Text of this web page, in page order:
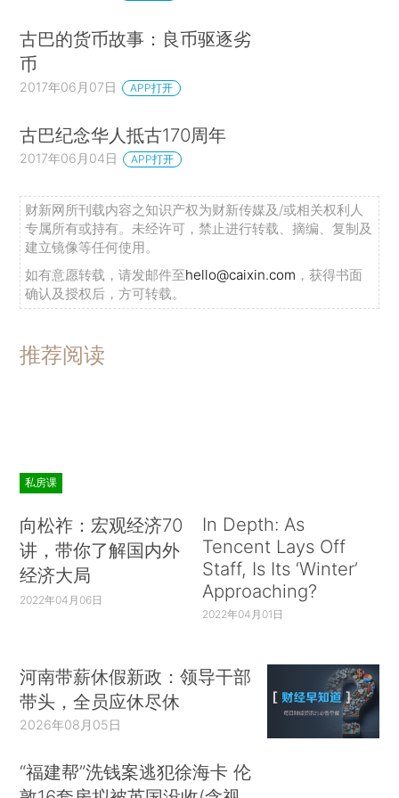
古巴的货币故事：良币驱逐劣
币
2017年06月07日 APP打开
古巴纪念华人抵古170周年
2017年06月04日 APP打开
财新网所刊载内容之知识产权为财新传媒及/或相关权利人
专属所有或持有。未经许可，禁止进行转载、摘编、复制及
建立镜像等任何使用。
如有意愿转载，请发邮件至hello@caixin.com ，获得书面
确认及授权后，方可转载。
推荐阅读
私房课
向松祚：宏观经济70
讲，带你了解国内外
经济大局
2022年04月06日
In Depth: As
Tencent Lays Off
Staff, Is Its ‘Winter’
Approaching?
2022年04月01日
河南带薪休假新政：领导干部
带头，全员应休尽休
2026年08月05日
“福建帮”洗钱案逃犯徐海卡 伦